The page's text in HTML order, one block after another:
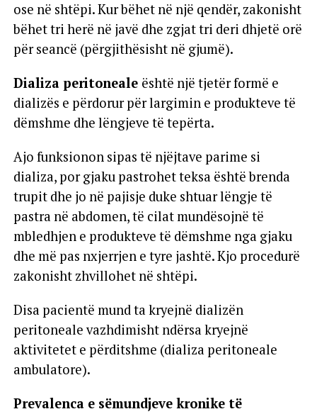
ose në shtëpi. Kur bëhet në një qendër, zakonisht
bëhet tri herë në javë dhe zgjat tri deri dhjetë orë
për seancë (përgjithësisht në gjumë).
Dializa peritoneale është një tjetër formë e
dializës e përdorur për largimin e produkteve të
dëmshme dhe lëngjeve të tepërta.
Ajo funksionon sipas të njëjtave parime si
dializa, por gjaku pastrohet teksa është brenda
trupit dhe jo në pajisje duke shtuar lëngje të
pastra në abdomen, të cilat mundësojnë të
mbledhjen e produkteve të dëmshme nga gjaku
dhe më pas nxjerrjen e tyre jashtë. Kjo procedurë
zakonisht zhvillohet në shtëpi.
Disa pacientë mund ta kryejnë dializën
peritoneale vazhdimisht ndërsa kryejnë
aktivitetet e përditshme (dializa peritoneale
ambulatore).
Prevalenca e sëmundjeve kronike të